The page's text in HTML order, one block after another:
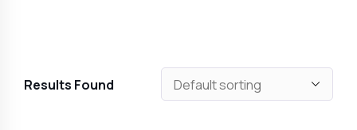
Results Found